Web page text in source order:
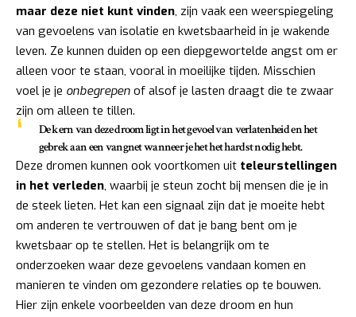
maar deze niet kunt vinden, zijn vaak een weerspiegeling
van gevoelens van isolatie en kwetsbaarheid in je wakende
leven. Ze kunnen duiden op een diepgewortelde angst om er
alleen voor te staan, vooral in moeilijke tijden. Misschien
voel je je onbegrepen of alsof je lasten draagt die te zwaar
zijn om alleen te tillen.
De kern van deze droom ligt in het gevoel van verlatenheid en het
gebrek aan een vangnet wanneer je het het hardst nodig hebt.
Deze dromen kunnen ook voortkomen uit teleurstellingen
in het verleden, waarbij je steun zocht bij mensen die je in
de steek lieten. Het kan een signaal zijn dat je moeite hebt
om anderen te vertrouwen of dat je bang bent om je
kwetsbaar op te stellen. Het is belangrijk om te
onderzoeken waar deze gevoelens vandaan komen en
manieren te vinden om gezondere relaties op te bouwen.
Hier zijn enkele voorbeelden van deze droom en hun